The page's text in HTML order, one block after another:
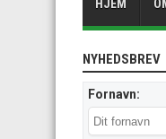
HJEM
NYHEDSBREV
Fornavn: